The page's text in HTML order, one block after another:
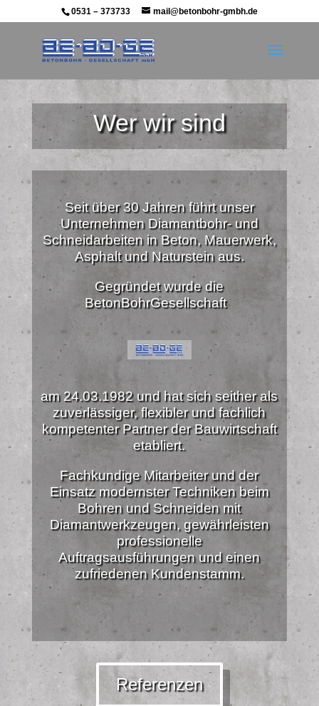
0531 – 373733 mail@betonbohr-gmbh.de
Wer wir sind
Seit über 30 Jahren führt unser
Unternehmen Diamantbohr- und
Schneidarbeiten in Beton, Mauerwerk,
Asphalt und Naturstein aus.
Gegründet wurde die
BetonBohrGesellschaft
am 24.03.1982 und hat sich seither als
zuverlässiger, flexibler und fachlich
kompetenter Partner der Bauwirtschaft
etabliert.
Fachkundige Mitarbeiter und der
Einsatz modernster Techniken beim
Bohren und Schneiden mit
Diamantwerkzeugen, gewährleisten
professionelle
Auftragsausführungen und einen
zufriedenen Kundenstamm.
Referenzen